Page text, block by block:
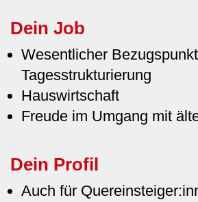
Dein Job
Wesentlicher
Tagesstrukturierung
Hauswirtschaft
Freude im Umgang mit
Dein Profil
Auch für